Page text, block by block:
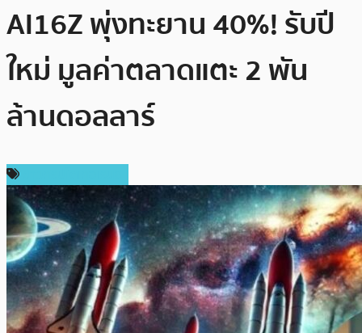
AI16Z พุ่งทะยาน 40%! รับปี
ใหม่ มูลค่าตลาดแตะ 2 พัน
ล้านดอลลาร์